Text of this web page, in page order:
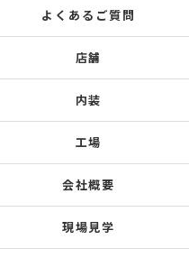
よくあるご質問
店舗
内装
工場
会社概要
現場見学